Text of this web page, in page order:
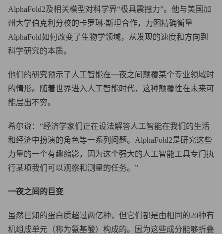
AlphaFold2及相关模型对科学界“极具震撼力”。他与美国加
州大学伯克利分校的卡罗琳·斯坦合作，力图精确衡量
AlphaFold如何改变了生物学领域，从发现的速度和方向到
科学研究的本质。
他们的研究预示了人工智能在一夜之间颠覆某个专业领域时
的情形。随着世界进入人工智能时代，这种颠覆性在未来可
能层出不穷。
希尔说：“经济学家们正在设法解答人工智能在我们的生活
和经济中扮演的角色等一系列问题。AlphaFold2是研究这些
力量的一个有趣缩影，因为这个强大的人工智能工具专门执
行某项我们可以观察和测量的任务。”
一夜之间的巨变
虽然已知的蛋白质超过两亿种，但它们都是由相同的20种有
机组成单元（称为氨基酸）构成的。因为这些成分能够折叠